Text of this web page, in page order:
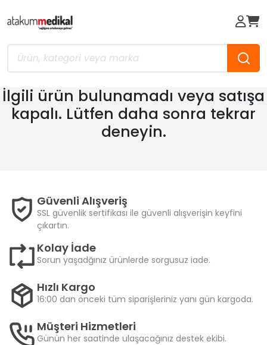
İlgili ürün bulunamadı veya satışa
kapalı. Lütfen daha sonra tekrar
deneyin.
Güvenli Alışveriş
SSL güvenlik sertifikası ile güvenli alışverişin keyfini
çıkartın.
Kolay İade
Sorun yaşadğınız ürünlerde sorgusuz iade.
Hızlı Kargo
16:00 dan önceki tüm siparişleriniz yanı gün kargoda.
Müşteri Hizmetleri
Günün her saatinde ulaşacağınız destek ekibi.